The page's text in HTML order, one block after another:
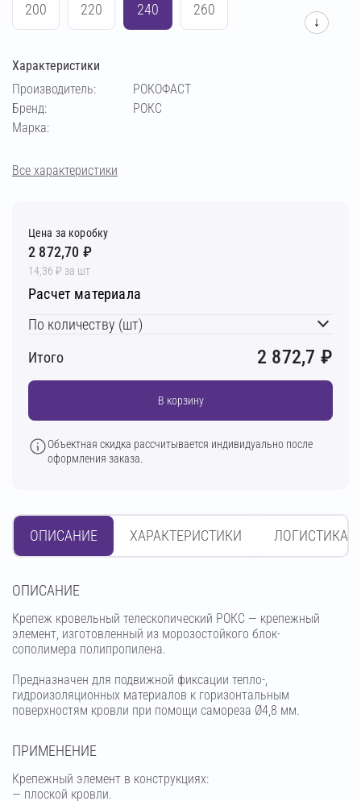
200 220 240 260
↓
Характеристики
Производитель:
РОКОФАСТ
Бренд:
РОКС
Марка:
Все характеристики
Цена за коробку
2 872,70 ₽
14,36 ₽ за шт
Расчет материала
По количеству (шт)
Итого
2 872,7 ₽
В корзину
Объектная скидка рассчитывается индивидуально после
оформления заказа.
ОПИСАНИЕ ХАРАКТЕРИСТИКИ ЛОГИСТИКА
OПИСАНИЕ
Крепеж кровельный телескопический РОКС — крепежный
элемент, изготовленный из морозостойкого блок-
сополимера полипропилена.
Предназначен для подвижной фиксации тепло-,
гидроизоляционных материалов к горизонтальным
поверхностям кровли при помощи самореза Ø4,8 мм.
ПРИМЕНЕНИЕ
Крепежный элемент в конструкциях:
— плоской кровли.